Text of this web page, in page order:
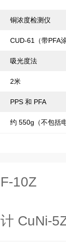
铜浓度检测仪
CUD-61（带PFA
吸光度法
2米
PPS 和 PFA
约 550g（不包括
10Z
CuNi-